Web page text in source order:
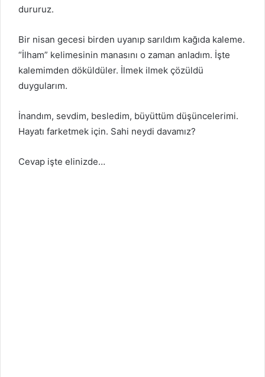
dururuz.
Bir nisan gecesi birden uyanıp sarıldım kağıda kaleme.
“İlham” kelimesinin manasını o zaman anladım. İşte
kalemimden döküldüler. İlmek ilmek çözüldü
duygularım.
İnandım, sevdim, besledim, büyüttüm düşüncelerimi.
Hayatı farketmek için. Sahi neydi davamız?
Cevap işte elinizde…